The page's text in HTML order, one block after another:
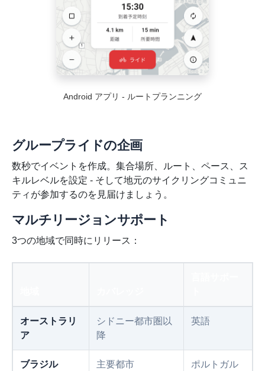
Android アプリ - ルートプランニング
グループライドの企画
数秒でイベントを作成。集合場所、ルート、ペース、ス
キルレベルを設定 - そして地元のサイクリングコミュニ
ティが参加するのを見届けましょう。
マルチリージョンサポート
3つの地域で同時にリリース：
オーストラリ
ア
シドニー都市圏以
降
英語
ブラジル 主要都市
ポルトガル